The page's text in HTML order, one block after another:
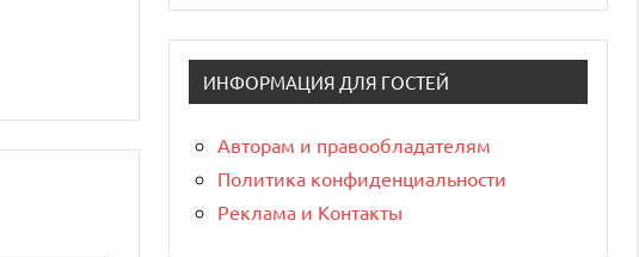
ИНФОРМАЦИЯ ДЛЯ ГОСТЕЙ
Авторам и правообладателям
Политика конфиденциальности
Реклама и Контакты